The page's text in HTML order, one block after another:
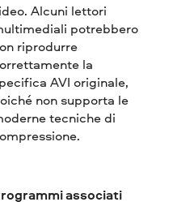
Alcuni lettori
potrebbero
riprodurre
la
AVI originale,
non supporta le
tecniche di
associati